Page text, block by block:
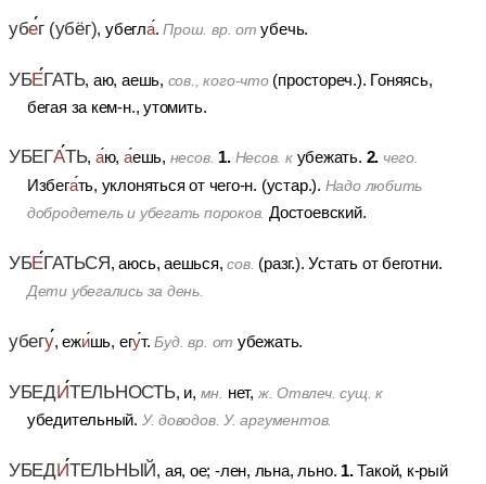
убег (убёг), убегла.Прош. вр. от убечь.
УБЕГАТЬ, аю, аешь, сов., кого-что(простореч.). Гоняясь,
бегая за кем-н., утомить.
УБЕГАТЬ, аю,аешь, несов. 1. Несов. кубежать. 2. чего.
Избегать, уклоняться от чего-н. (устар.). Надо любить
добродетель и убегать пороков. Достоевский.
УБЕГАТЬСЯ, аюсь, аешься,сов. (разг.).Устать от беготни.
Дети убегались за день.
убегу, ежишь, егут.Буд. вр. от убежать.
УБЕДИТЕЛЬНОСТЬ, и, мн. нет, ж. Отвлеч. сущ. к
убедительный. У. доводов. У. аргументов.
УБЕДИТЕЛЬНЫЙ, ая, ое; -лен, льна, льно. 1. Такой, к-рый